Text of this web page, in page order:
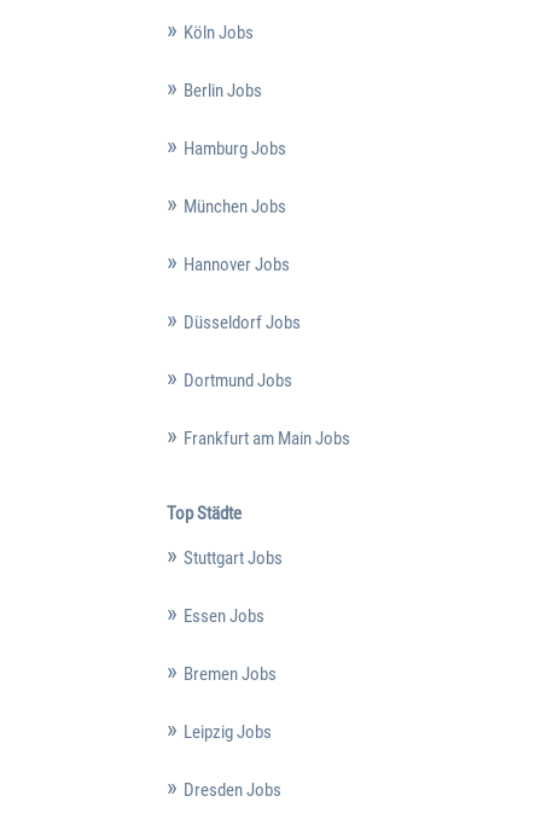
Köln Jobs
Berlin Jobs
Hamburg Jobs
München Jobs
Hannover Jobs
Düsseldorf Jobs
Dortmund Jobs
Frankfurt am Main Jobs
Top Städte
Stuttgart Jobs
Essen Jobs
Bremen Jobs
Leipzig Jobs
Dresden Jobs